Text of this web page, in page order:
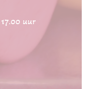
uur